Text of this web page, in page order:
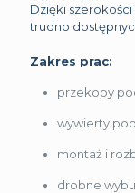
Dzięki szerokości
trudno
Zakres prac:
przekopy
wywierty
montaż i
drobne